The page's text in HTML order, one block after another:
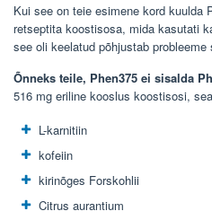
Kui see on teie esimene kord kuulda
retseptita koostisosa, mida kasutati
see oli keelatud põhjustab probleeme
Õnneks teile, Phen375 ei sisalda
516 mg eriline kooslus koostisosi,
L-karnitiin
kofeiin
kirinõges Forskohlii
Citrus aurantium